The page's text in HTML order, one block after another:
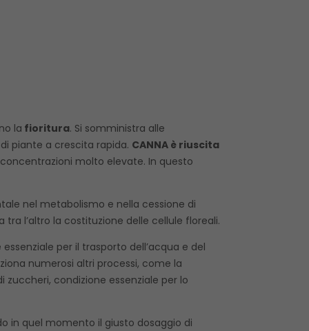
la fioritura. Si somministra alle
piante a crescita rapida. CANNA è riuscita
molto elevate. In questo
nel metabolismo e nella cessione di
l’altro la costituzione delle cellule floreali.
per il trasporto dell’acqua e del
numerosi altri processi, come la
condizione essenziale per lo
in quel momento il giusto dosaggio di